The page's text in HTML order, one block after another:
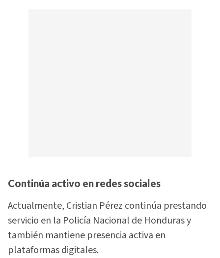
Continúa activo en redes sociales
Actualmente, Cristian Pérez continúa prestando
servicio en la Policía Nacional de Honduras y
también mantiene presencia activa en
plataformas digitales.